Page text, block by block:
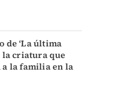
de ‘La última
la criatura que
la familia en la